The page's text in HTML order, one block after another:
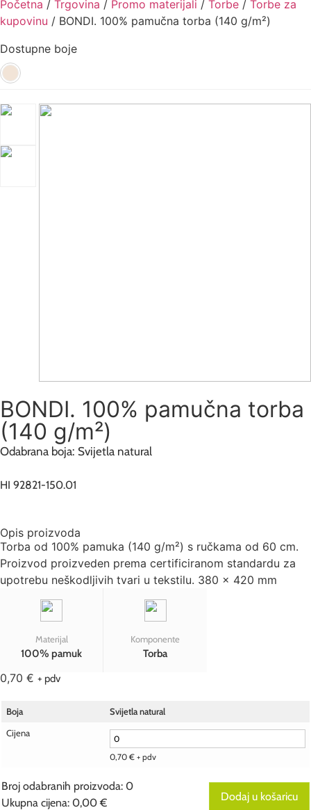
Početna / Trgovina / Promo materijali / Torbe / Torbe za
kupovinu / BONDI. 100% pamučna torba (140 g/m²)
Dostupne boje
BONDI. 100% pamučna torba
(140 g/m²)
Odabrana boja: Svijetla natural
HI 92821-150.01
Opis proizvoda
Torba od 100% pamuka (140 g/m²) s ručkama od 60 cm.
Proizvod proizveden prema certificiranom standardu za
upotrebu neškodljivih tvari u tekstilu. 380 x 420 mm
Materijal
100% pamuk
Komponente
Torba
0,70 € + pdv
Boja
Svijetla natural
Cijena
0,70 € + pdv
Broj odabranih proizvoda: 0
Ukupna cijena: 0,00€
Dodaj u košaricu